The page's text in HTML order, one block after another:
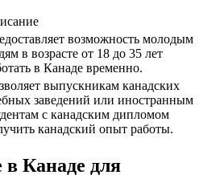
возможность молодым
в возрасте от 18 до 35 лет
в Канаде временно.
выпускникам канадских
заведений или иностранным
с канадским дипломом
канадский опыт работы.
в Канаде для